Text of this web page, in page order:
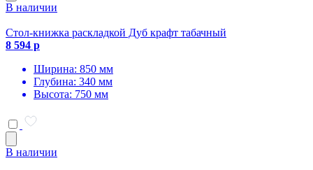
В наличии
Стол-книжка раскладкой Дуб крафт табачный
8 594 р
Ширина: 850 мм
Глубина: 340 мм
Высота: 750 мм
В наличии